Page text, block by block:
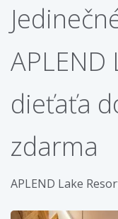
APLEND
dieťaťa
zdarma
APLEND Lake